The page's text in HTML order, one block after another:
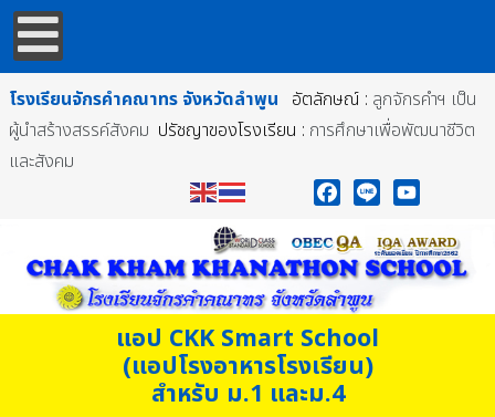
โรงเรียนจักรคำคณาทร จังหวัดลำพูน อัตลักษณ์ : ลูกจักรคำฯ เป็น
ผู้นำสร้างสรรค์สังคม ปรัชญาของโรงเรียน : การศึกษาเพื่อพัฒนาชีวิต
และสังคม
แอป CKK Smart School
(แอปโรงอาหารโรงเรียน)
สำหรับ ม.1 และม.4